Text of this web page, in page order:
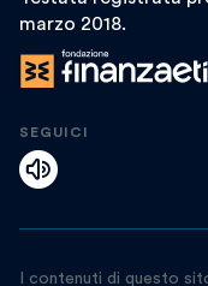
marzo 2018.
SEGUICI
I contenuti di questo